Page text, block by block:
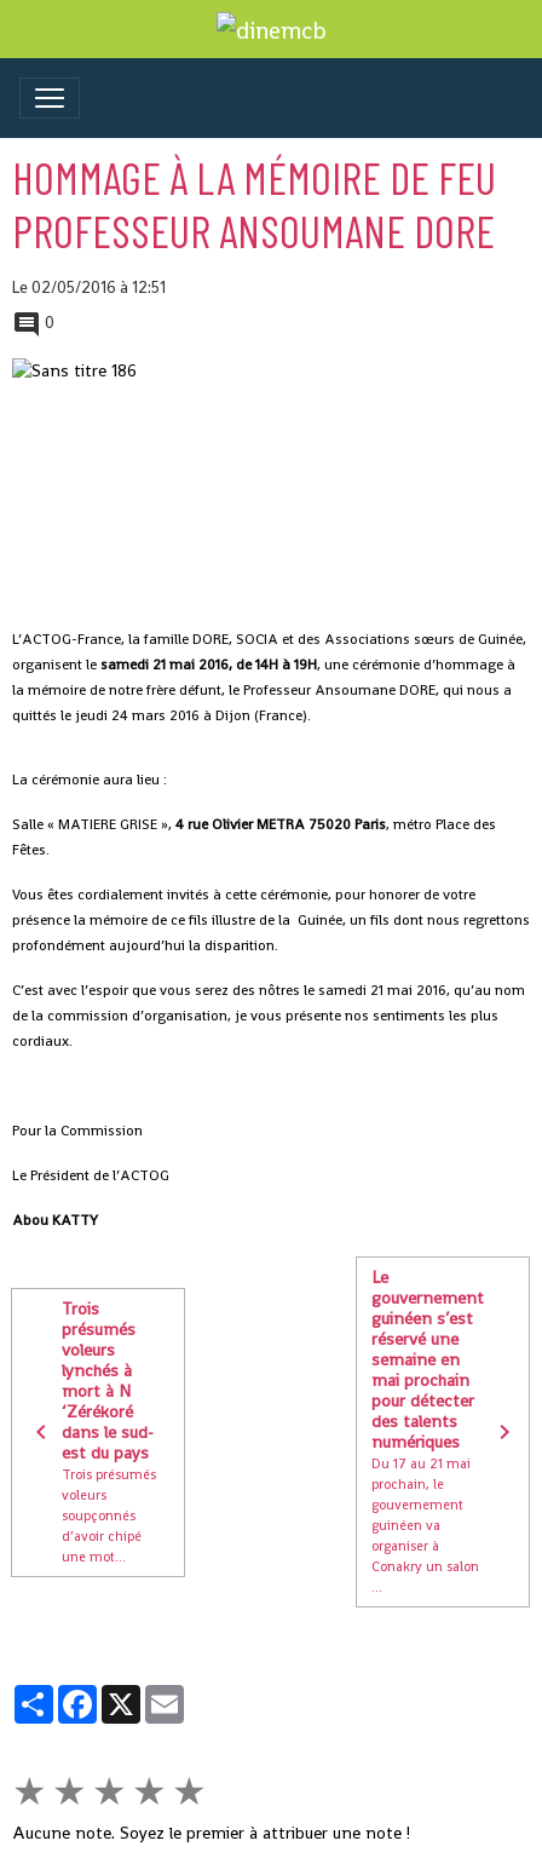
HOMMAGE À LA MÉMOIRE DE FEU
PROFESSEUR ANSOUMANE DORE
Le 02/05/2016 à 12:51
0
L’ACTOG-France, la famille DORE, SOCIA et des Associations sœurs de Guinée,
organisent lesamedi 21 mai 2016, de 14H à 19H, une cérémonie d’hommage à
la mémoire de notre frère défunt, le Professeur Ansoumane DORE, qui nous a
quittés le jeudi 24 mars 2016 à Dijon (France).
La cérémonie aura lieu :
Salle « MATIERE GRISE »,4 rue Olivier METRA 75020 Paris, métro Place des
Fêtes.
Vous êtes cordialement invités à cette cérémonie, pour honorer de votre
présence la mémoire de ce fils illustre de la Guinée, un fils dont nous regrettons
profondément aujourd’hui la disparition.
C’est avec l’espoir que vous serez des nôtres le samedi 21 mai 2016, qu’au nom
de la commission d’organisation, je vous présente nos sentiments les plus
cordiaux.
Pour la Commission
Le Président de l’ACTOG
Abou KATTY
Trois
présumés
voleurs
lynchés à
mort à N
‘Zérékoré
dans le sud-
est du pays
Trois présumés
voleurs
soupçonnés
d’avoir chipé
une mot...
Le
gouvernement
guinéen s’est
réservé une
semaine en
mai prochain
pour détecter
des talents
numériques
Du 17 au 21 mai
prochain, le
gouvernement
guinéen va
organiser à
Conakry un salon
...
PartagerFacebook
X
★ ★ ★ ★ ★
Aucune note. Soyez le premier à attribuer une note !